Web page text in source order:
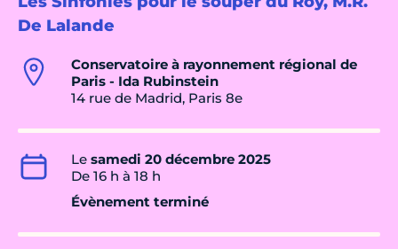
De Lalande
Conservatoire à rayonnement régional de
Paris - Ida Rubinstein
14 rue de Madrid, Paris 8e
Le samedi 20 décembre 2025
De 16 h à 18 h
Évènement terminé